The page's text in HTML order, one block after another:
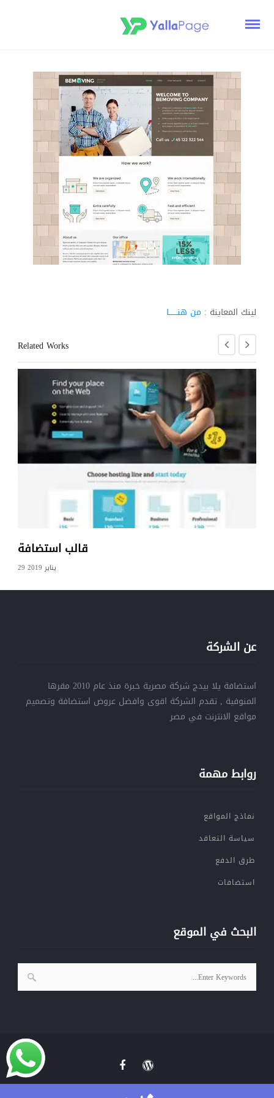
لينك المعاينة : من هنـــــــا
Related Works
قالب استضافة
29 يناير 2019
عن الشركة
استضافة يلا بيدج شركة مصرية خبرة منذ عام 2010 مقرها
المنوفية , تقدم الشركة اقوى وافضل عروض استضافة وتصميم
مواقع الانترنت في مصر
روابط مهمة
نماذج المواقع
سياسة التعاقد
طرق الدفع
استضافات
البحث في الموقع